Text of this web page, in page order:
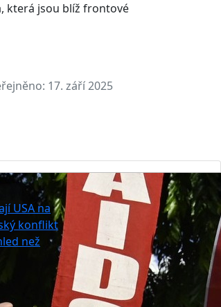
která jsou blíž frontové
17. září 2025
USA na
konflikt
než